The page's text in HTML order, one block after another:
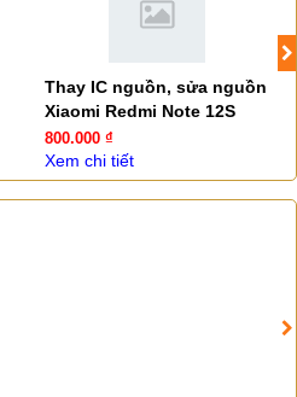
Thay IC nguồn, sửa nguồn
Xiaomi Redmi Note 12S
800.000 ₫
Xem chi tiết